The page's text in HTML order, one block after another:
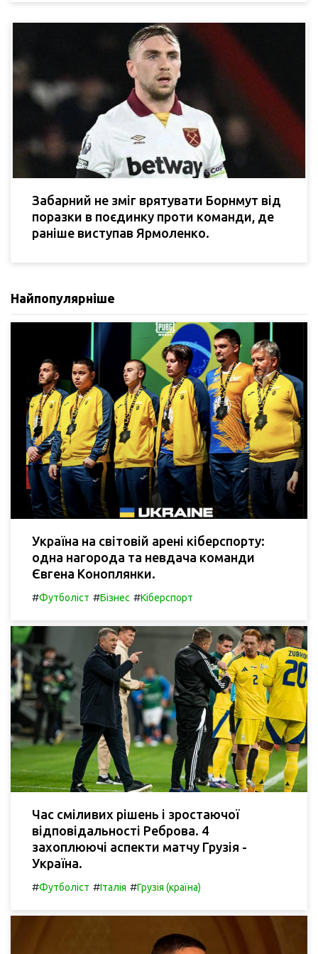
Забарний не зміг врятувати Борнмут від
поразки в поєдинку проти команди, де
раніше виступав Ярмоленко.
Найпопулярніше
Україна на світовій арені кіберспорту:
одна нагорода та невдача команди
Євгена Коноплянки.
#Футболіст #Бізнес #Кіберспорт
Час сміливих рішень і зростаючої
відповідальності Реброва. 4
захоплюючі аспекти матчу Грузія -
Україна.
#Футболіст #Італія #Грузія (країна)